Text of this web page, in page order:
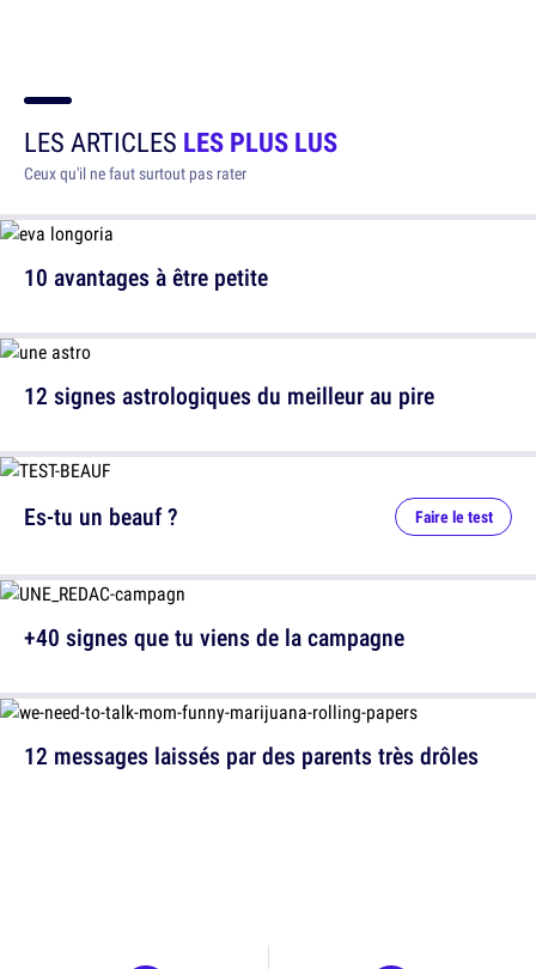
LES ARTICLES LES PLUS LUS
Ceux qu'il ne faut surtout pas rater
10 avantages à être petite
12 signes astrologiques du meilleur au pire
12 messages laissés par des parents très drôles
Es-tu un beauf ? Faire le test
+40 signes que tu viens de la campagne